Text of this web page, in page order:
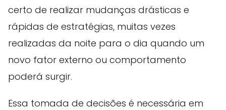
certo de realizar mudanças drásticas e
rápidas de estratégias, muitas vezes
realizadas da noite para o dia quando um
novo fator externo ou comportamento
poderá surgir.
Essa tomada de decisões é necessária em